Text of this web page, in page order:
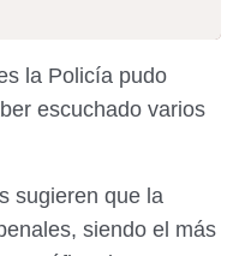
la Policía pudo
escuchado varios
sugieren que la
siendo el más